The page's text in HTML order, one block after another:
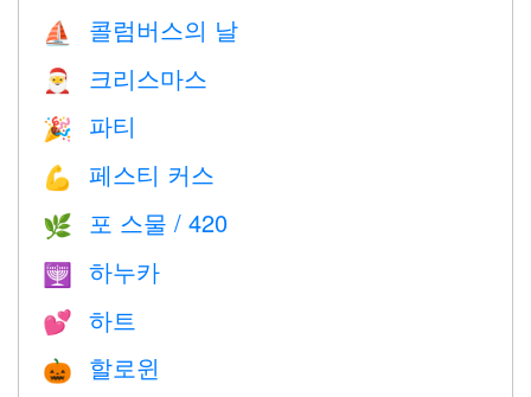
⛵️ 콜럼버스의 날
🎅 크리스마스
🎉 파티
💪 페스티 커스
🌿 포 스물 / 420
🕎 하누카
💕 하트
🎃 할로윈